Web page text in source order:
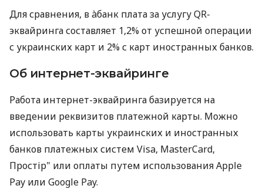
Для сравнения, в àбанк плата за услугу QR-
эквайринга составляет 1,2% от успешной операции
с украинских карт и 2% с карт иностранных банков.
Об интернет-эквайринге
Работа интернет-эквайринга базируется на
введении реквизитов платежной карты. Можно
использовать карты украинских и иностранных
банков платежных систем Visa, MasterCard,
Простір" или оплаты путем использования Apple
Pay или Google Pay.